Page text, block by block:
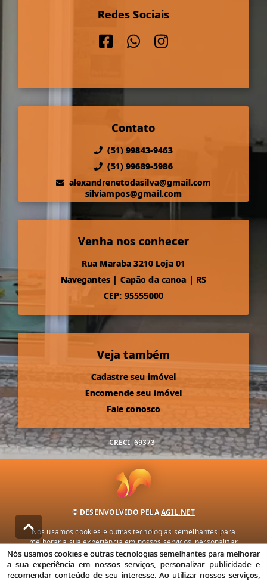
Redes Sociais
Contato
(51) 99843-9463
(51) 99689-5986
alexandrenetodasilva@gmail.com
silviampos@gmail.com
Venha nos conhecer
Rua Maraba 3210 Loja 01
Navegantes | Capão da canoa | RS
CEP: 95555000
Veja também
Cadastre seu imóvel
Encomende seu imóvel
Fale conosco
CRECI 69373
© DESENVOLVIDO PELAAGIL.NET
Nós usamos cookies e outras tecnologias semelhantes para
melhorar a sua experiência em nossos serviços, personalizar
publicidade e recomendar conteúdo de seu interesse. Ao utilizar
nossos serviços, você concorda com nossa política de privacidade e
termos de uso.
Nós usamos cookies e outras tecnologias semelhantes para melhorar
a sua experiência em nossos serviços, personalizar publicidade e
recomendar conteúdo de seu interesse. Ao utilizar nossos serviços,